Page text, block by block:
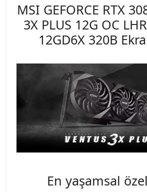
MSI GEFORCE RTX
3X PLUS 12G OC
12GD6X 320B
En yaşamsal